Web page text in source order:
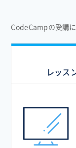
CodeCampの受講
レッス